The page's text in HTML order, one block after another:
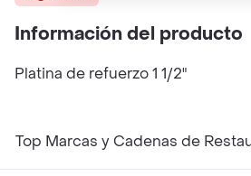
Información del producto
Platina de refuerzo 1 1/2"
Top Marcas y Cadenas de